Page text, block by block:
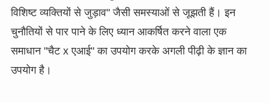
विशिष्ट व्यक्तियों से जुड़ाव" जैसी समस्याओं से जूझती हैं। इन
चुनौतियों से पार पाने के लिए ध्यान आकर्षित करने वाला एक
समाधान "चैट x एआई" का उपयोग करके अगली पीढ़ी के ज्ञान का
उपयोग है।